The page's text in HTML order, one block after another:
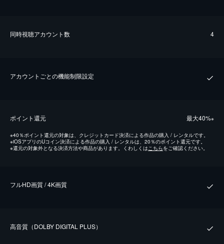
同時視聴アカウント数 4
アカウントごとの機能制限設定
ポイント還元 最⼤40%※
※40％ポイント還元の対象は、クレジットカード決済による作品の購入 / レンタルです。
※iOSアプリのUコイン決済による作品の購入 / レンタルは、20％のポイント還元です。
※還元の対象外となる決済方法や商品があります。くわしくはこちらをご確認ください。
フルHD画質 / 4K画質
⾼⾳質（DOLBY DIGITAL PLUS）